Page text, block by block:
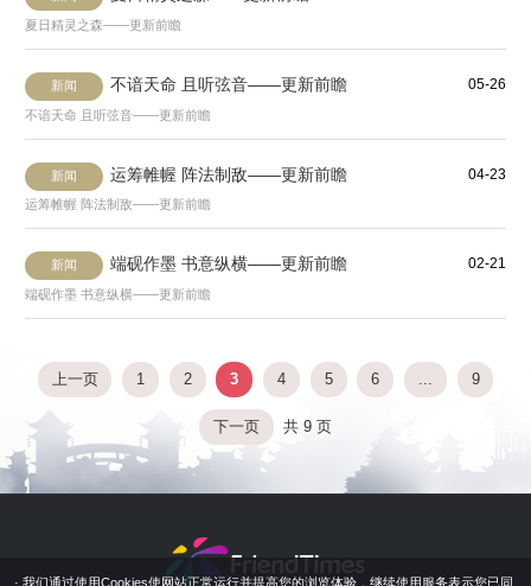
夏日精灵之森——更新前瞻
新闻 不谙天命 且听弦音——更新前瞻 05-26
不谙天命 且听弦音——更新前瞻
新闻 运筹帷幄 阵法制敌——更新前瞻 04-23
运筹帷幄 阵法制敌——更新前瞻
新闻 端砚作墨 书意纵横——更新前瞻 02-21
端砚作墨 书意纵横——更新前瞻
上一页 1 2 3 4 5 6 9
下一页 共 9 页
· 我们通过使用Cookies使网站正常运行并提高您的浏览体验，继续使用服务表示您已同